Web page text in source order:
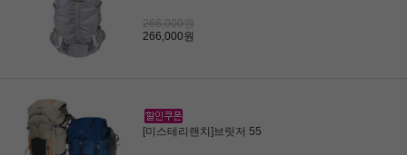
266,000원
266,000원
[미스테리랜치]브릿저 55